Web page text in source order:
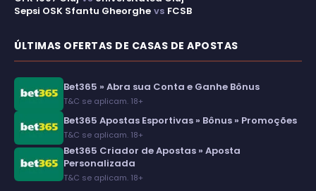
Sepsi OSK Sfantu Gheorghe vs FCSB
ÚLTIMAS OFERTAS DE CASAS DE APOSTAS
Bet365 » Abra sua Conta e Ganhe Bônus
T&C se aplicam. 18+
Bet365 Apostas Esportivas » Bônus » Promoções
T&C se aplicam. 18+
Bet365 Criador de Apostas » Aposta
Personalizada
T&C se aplicam. 18+